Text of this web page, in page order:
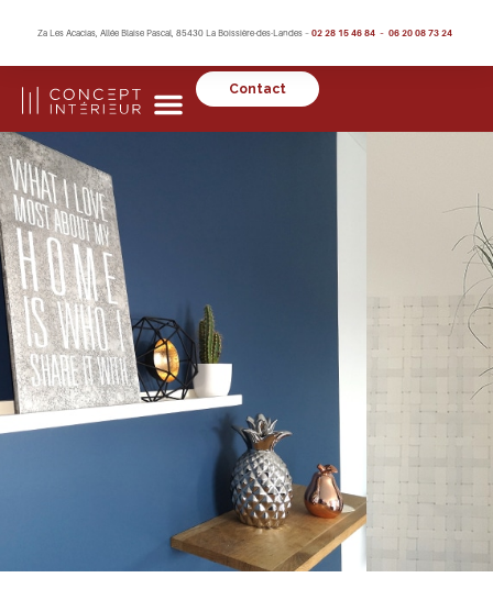
Za Les Acacias, Allée Blaise Pascal, 85430 La Boissière-des-Landes – 02 28 15 46 84 – 06 20 08 73 24
Contact